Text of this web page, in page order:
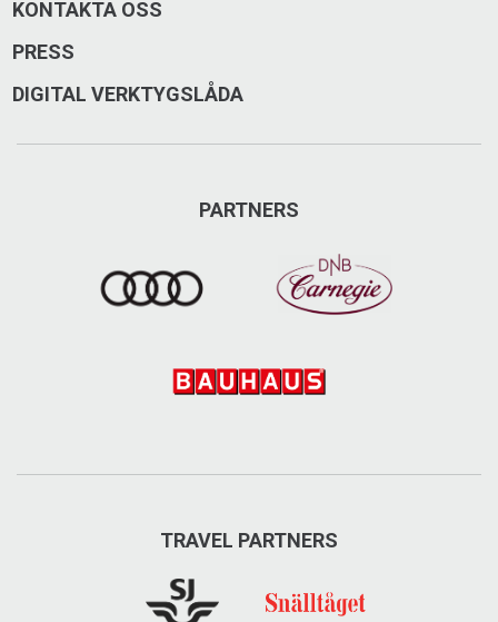
KONTAKTA OSS
PRESS
DIGITAL VERKTYGSLÅDA
PARTNERS
TRAVEL PARTNERS